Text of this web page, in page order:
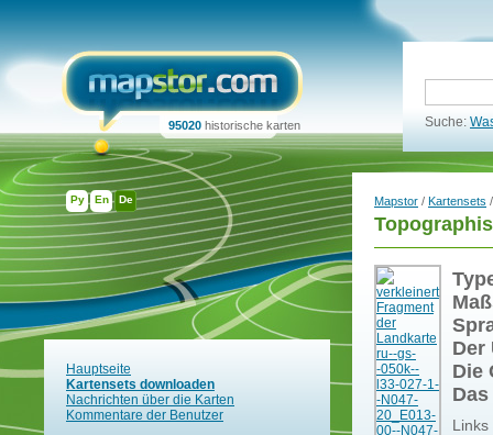
Ру En De
95020 historische karten Suche:
Hauptseite
Kartensets downloaden
Nachrichten über die Karten
Kommentare der Benutzer
Mapstor / Kartensets
Der
Die